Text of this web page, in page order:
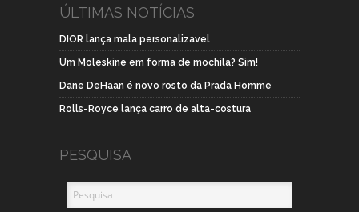
ÚLTIMAS NOTÍCIAS
DIOR lança mala personalizavel
Um Moleskine em forma de mochila? Sim!
Dane DeHaan é novo rosto da Prada Homme
Rolls-Royce lança carro de alta-costura
PESQUISA